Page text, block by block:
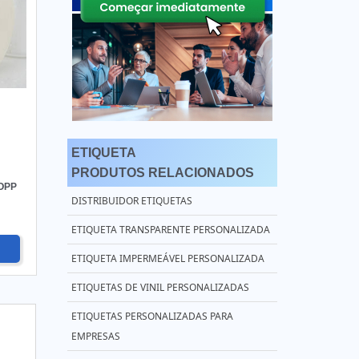
ETIQUETA
PRODUTOS RELACIONADOS
DISTRIBUIDOR ETIQUETAS
ETIQUETA TRANSPARENTE PERSONALIZADA
ETIQUETA IMPERMEÁVEL PERSONALIZADA
ETIQUETAS DE VINIL PERSONALIZADAS
ETIQUETAS PERSONALIZADAS PARA
EMPRESAS